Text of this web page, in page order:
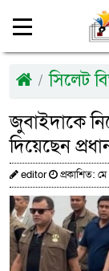
সিলেট
জুবাইদাকে
দিয়েছেন
editor প্রকাশিত: